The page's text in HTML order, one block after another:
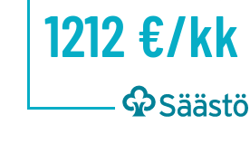
1212 €/kk